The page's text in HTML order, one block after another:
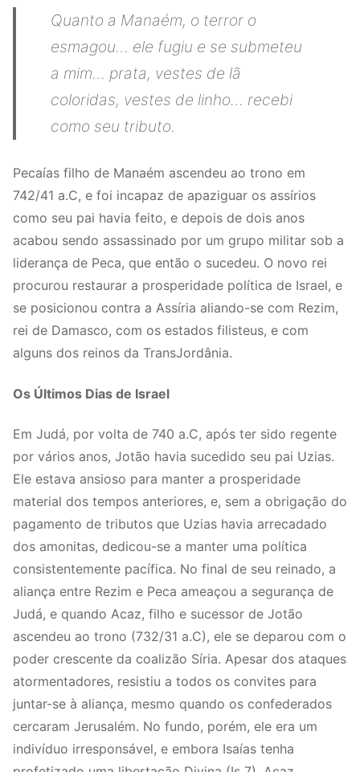
Quanto a Manaém, o terror o
esmagou… ele fugiu e se submeteu
a mim… prata, vestes de lã
coloridas, vestes de linho… recebi
como seu tributo.
Pecaías filho de Manaém ascendeu ao trono em
742/41 a.C, e foi incapaz de apaziguar os assírios
como seu pai havia feito, e depois de dois anos
acabou sendo assassinado por um grupo militar sob a
liderança de Peca, que então o sucedeu. O novo rei
procurou restaurar a prosperidade política de Israel, e
se posicionou contra a Assíria aliando-se com Rezim,
rei de Damasco, com os estados filisteus, e com
alguns dos reinos da TransJordânia.
Os Últimos Dias de Israel
Em Judá, por volta de 740 a.C, após ter sido regente
por vários anos, Jotão havia sucedido seu pai Uzias.
Ele estava ansioso para manter a prosperidade
material dos tempos anteriores, e, sem a obrigação do
pagamento de tributos que Uzias havia arrecadado
dos amonitas, dedicou-se a manter uma política
consistentemente pacífica. No final de seu reinado, a
aliança entre Rezim e Peca ameaçou a segurança de
Judá, e quando Acaz, filho e sucessor de Jotão
ascendeu ao trono (732/31 a.C), ele se deparou com o
poder crescente da coalizão Síria. Apesar dos ataques
atormentadores, resistiu a todos os convites para
juntar-se à aliança, mesmo quando os confederados
cercaram Jerusalém. No fundo, porém, ele era um
indivíduo irresponsável, e embora Isaías tenha